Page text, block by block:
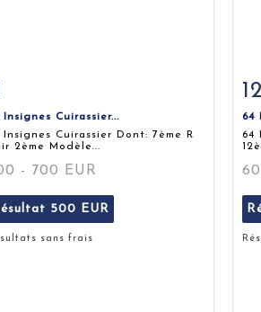
Insignes Cuirassier...
Insignes Cuirassier Dont: 7ème R
2ème Modèle...
- 700 EUR
500 EUR
sans frais
12
64
64